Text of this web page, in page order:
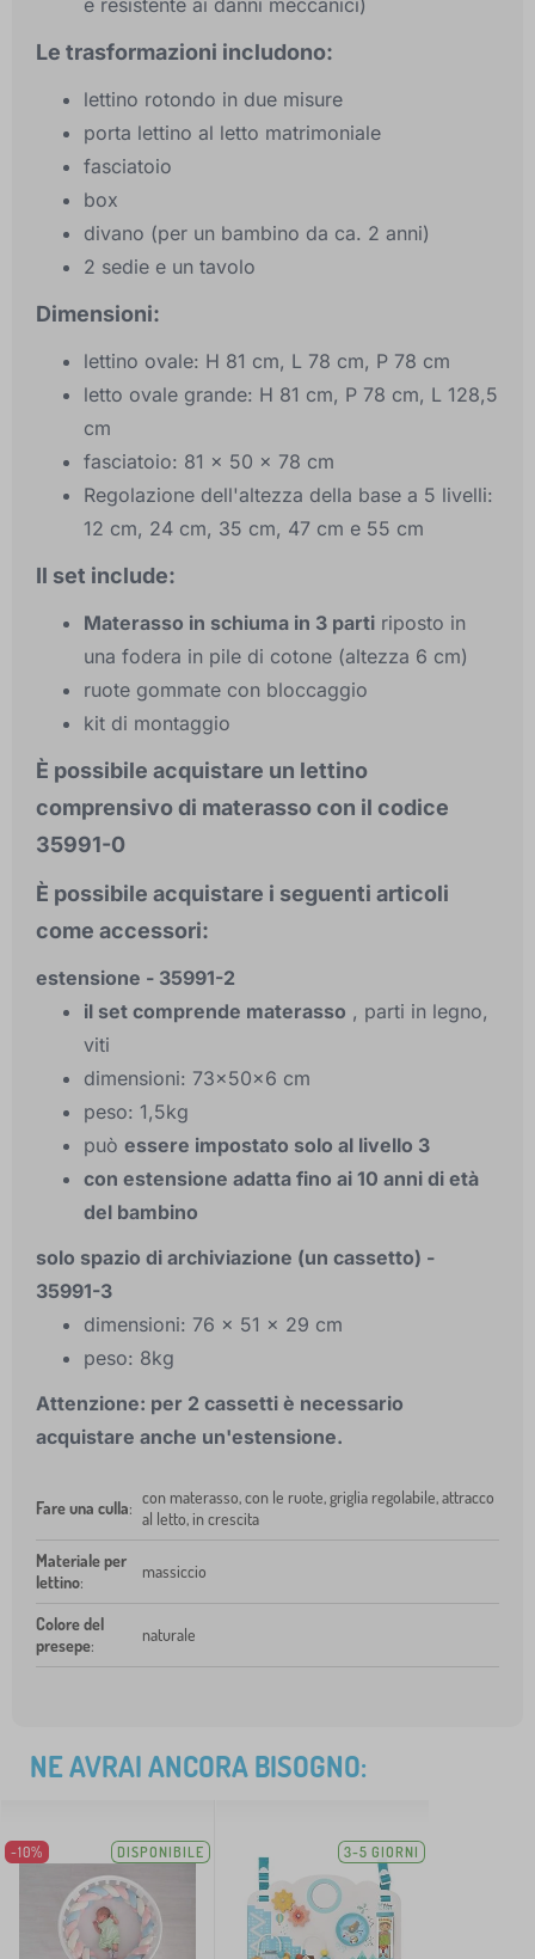
e resistente ai danni meccanici)
Le trasformazioni includono:
lettino rotondo in due misure
porta lettino al letto matrimoniale
fasciatoio
box
divano (per un bambino da ca. 2 anni)
2 sedie e un tavolo
Dimensioni:
lettino ovale: H 81 cm, L 78 cm, P 78 cm
letto ovale grande: H 81 cm, P 78 cm, L 128,5
cm
fasciatoio: 81 x 50 x 78 cm
Regolazione dell'altezza della base a 5 livelli:
12 cm, 24 cm, 35 cm, 47 cm e 55 cm
Il set include:
Materasso in schiuma in 3 parti riposto in
una fodera in pile di cotone (altezza 6 cm)
ruote gommate con bloccaggio
kit di montaggio
È possibile acquistare un lettino
comprensivo di materasso con il codice
35991-0
È possibile acquistare i seguenti articoli
come accessori:
estensione - 35991-2
il set comprende materasso , parti in legno,
viti
dimensioni: 73x50x6 cm
peso: 1,5kg
può essere impostato solo al livello 3
con estensione adatta fino ai 10 anni di età
del bambino
solo spazio di archiviazione (un cassetto) -
35991-3
dimensioni: 76 x 51 x 29 cm
peso: 8kg
Attenzione: per 2 cassetti è necessario
acquistare anche un'estensione.
Fare una culla:
con materasso, con le ruote, griglia regolabile, attracco
al letto, in crescita
Materiale per
lettino:
massiccio
Colore del
presepe:
naturale
NE AVRAI ANCORA BISOGNO:
-10% DISPONIBILE 3-5 GIORNI